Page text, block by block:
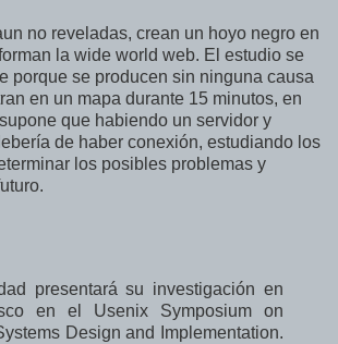
no reveladas, crean un hoyo negro en
la wide world web. El estudio se
porque se producen sin ninguna causa
en un mapa durante 15 minutos, en
que habiendo un servidor y
de haber conexión, estudiando los
los posibles problemas y
presentará su investigación en
en el Usenix Symposium on
Design and Implementation.